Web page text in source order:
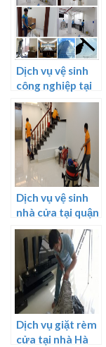
Dịch vụ vệ sinh
công nghiệp tại
Hà Nội
Dịch vụ vệ sinh
nhà cửa tại quận
2
Dịch vụ giặt rèm
cửa tại nhà Hà